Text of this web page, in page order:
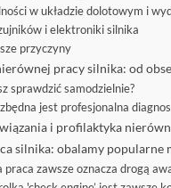
w układzie dolotowym i
i elektroniki silnika
przyczyny
pracy silnika: od
sprawdzić samodzielnie?
jest profesjonalna
i profilaktyka
silnika: obalamy popularne
praca zawsze oznacza drogą